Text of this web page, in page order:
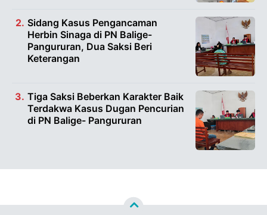
Sidang Kasus Pengancaman
Herbin Sinaga di PN Balige-
Pangururan, Dua Saksi Beri
Keterangan
Tiga Saksi Beberkan Karakter Baik
Terdakwa Kasus Dugan Pencurian
di PN Balige- Pangururan